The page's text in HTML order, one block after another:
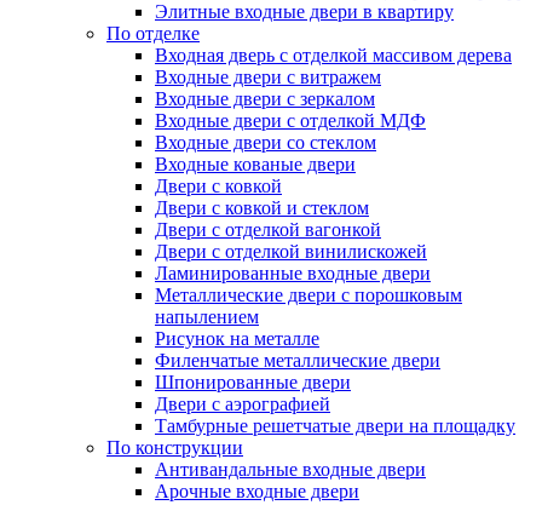
Элитные входные двери в квартиру
По отделке
Входная дверь с отделкой массивом дерева
Входные двери с витражем
Входные двери с зеркалом
Входные двери с отделкой МДФ
Входные двери со стеклом
Входные кованые двери
Двери с ковкой
Двери с ковкой и стеклом
Двери с отделкой вагонкой
Двери с отделкой винилискожей
Ламинированные входные двери
Металлические двери с порошковым
напылением
Рисунок на металле
Филенчатые металлические двери
Шпонированные двери
Двери с аэрографией
Тамбурные решетчатые двери на площадку
По конструкции
Антивандальные входные двери
Арочные входные двери